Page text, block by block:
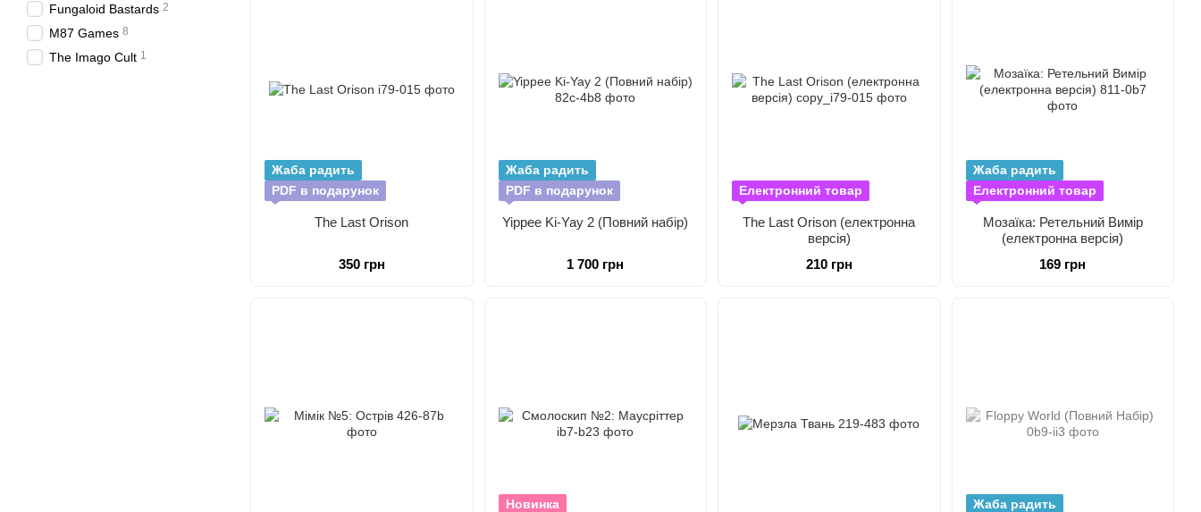
Жаба радить
PDF в подарунок
The Last Orison
350 грн
Жаба радить
PDF в подарунок
Yippee Ki-Yay 2 (Повний набір)
1 700 грн
Електронний товар
The Last Orison (електронна
версія)
210 грн
Жаба радить
Електронний товар
Мозаїка: Ретельний Вимір
(електронна версія)
169 грн
Новинка
Жаба радить
Fungaloid Bastards 2
M87 Games 8
The Imago Cult 1